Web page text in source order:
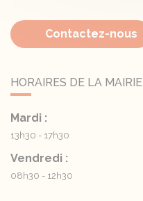
Contactez-nous
HORAIRES DE LA MAIRIE
Mardi :
13h30 - 17h30
Vendredi :
08h30 - 12h30